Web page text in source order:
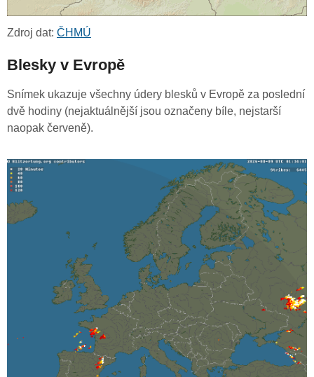
Zdroj dat: ČHMÚ
Blesky v Evropě
Snímek ukazuje všechny údery blesků v Evropě za poslední
dvě hodiny (nejaktuálnější jsou označeny bíle, nejstarší
naopak červeně).